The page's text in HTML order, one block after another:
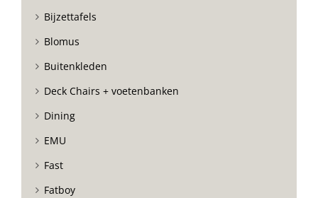
Bijzettafels
Blomus
Buitenkleden
Deck Chairs + voetenbanken
Dining
EMU
Fast
Fatboy